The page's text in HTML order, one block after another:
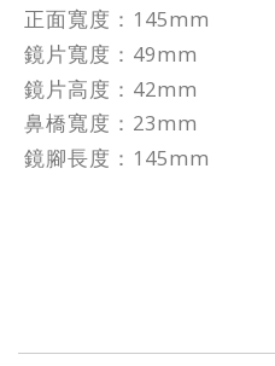
正面寬度：145mm
鏡片寬度：49mm
鏡片高度：42mm
鼻橋寬度：23mm
鏡腳長度：145mm